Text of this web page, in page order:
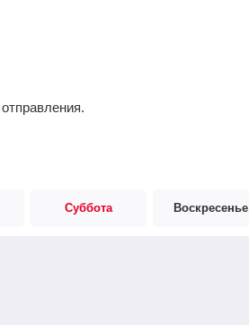
Суббота Воскресенье